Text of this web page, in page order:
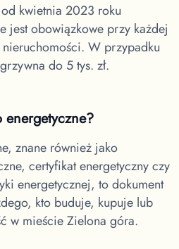
od kwietnia 2023 roku
jest obowiązkowe przy każdej
W przypadku
do 5 tys. zł.
znane również jako
certyfikat energetyczny czy
energetycznej, to dokument
kto buduje, kupuje lub
w mieście Zielona góra.